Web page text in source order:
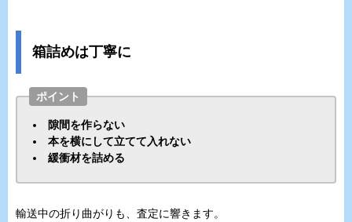
箱詰めは丁寧に
ポイント
隙間を作らない
本を横にして立てて入れない
緩衝材を詰める
輸送中の折り曲がりも、査定に響きます。